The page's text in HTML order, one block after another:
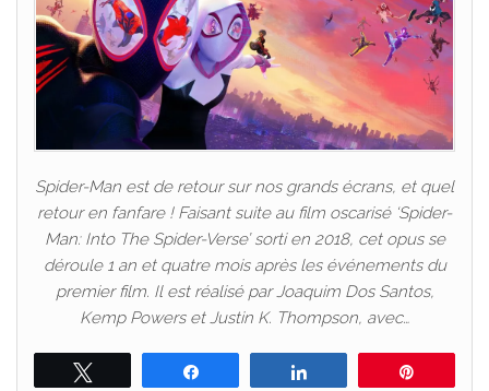
Spider-Man est de retour sur nos grands écrans, et quel
retour en fanfare ! Faisant suite au film oscarisé ‘Spider-
Man: Into The Spider-Verse’ sorti en 2018, cet opus se
déroule 1 an et quatre mois après les événements du
premier film. Il est réalisé par Joaquim Dos Santos,
Kemp Powers et Justin K. Thompson, avec…